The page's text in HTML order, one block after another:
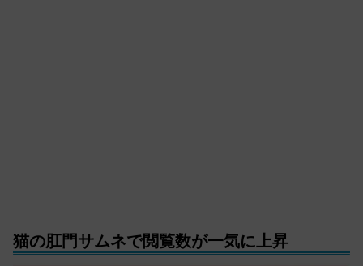
猫の肛門サムネで閲覧数が一気に上昇